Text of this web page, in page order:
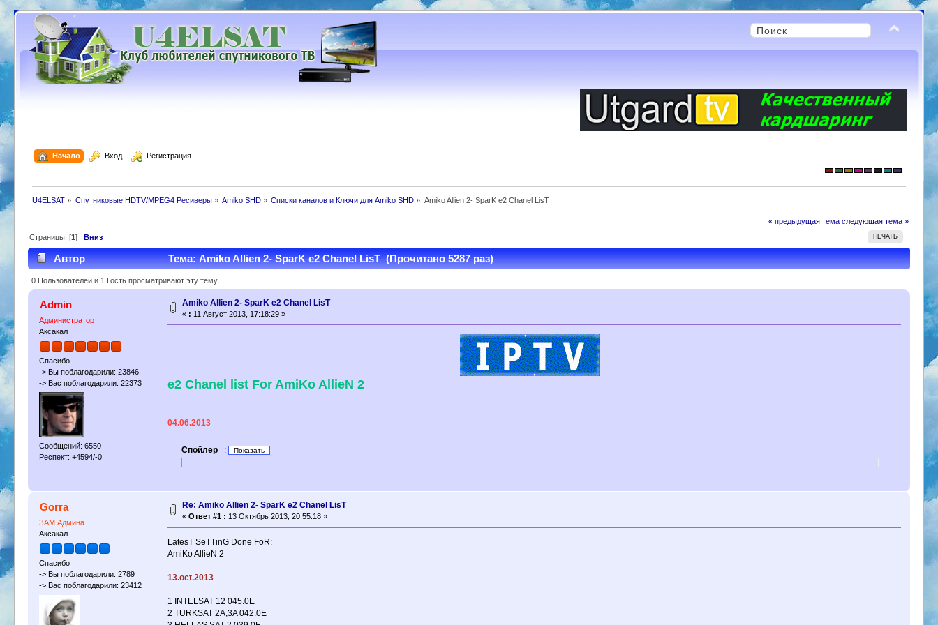
Начало Вход Регистрация
U4ELSAT » Спутниковые HDTV/MPEG4 Ресиверы» Amiko SHD » Списки каналов и Ключи для Amiko SHD » Amiko Allien 2- SparK e2 Chanel LisT
« предыдущая тема следующая тема »
ПЕЧАТЬ
Страницы: [1]Вниз
Автор Тема: Amiko Allien 2- SparK e2 Chanel LisT (Прочитано 5287 раз)
0 Пользователей и 1 Гость просматривают эту тему.
Admin
Администратор
Аксакал
Спасибо
-> Вы поблагодарили: 23846
-> Вас поблагодарили: 22373
Сообщений: 6550
Респект: +4594/-0
Amiko Allien 2- SparK e2 Chanel LisT
« : 11 Август 2013, 17:18:29 »
e2 Chanel list For AmiKo AllieN 2
04.06.2013
Спойлер :
Gorra
ЗАМ Админа
Аксакал
Спасибо
-> Вы поблагодарили: 2789
-> Вас поблагодарили: 23412
Re: Amiko Allien 2- SparK e2 Chanel LisT
«Ответ #1 : 13 Октябрь 2013, 20:55:18 »
LatesT SeTTinG Done FoR:
AmiKo AllieN 2
13.oct.2013
1 INTELSAT 12 045.0E
2 TURKSAT 2A,3A 042.0E